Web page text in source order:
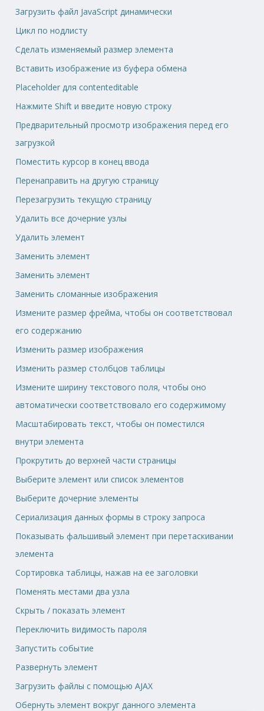
Загрузить файл JavaScript динамически
Цикл по нодлисту
Сделать изменяемый размер элемента
Вставить изображение из буфера обмена
Placeholder для contenteditable
Нажмите Shift и введите новую строку
Предварительный просмотр изображения перед его
загрузкой
Поместить курсор в конец ввода
Перенаправить на другую страницу
Перезагрузить текущую страницу
Удалить все дочерние узлы
Удалить элемент
Заменить элемент
Заменить элемент
Заменить сломанные изображения
Измените размер фрейма, чтобы он соответствовал
его содержанию
Изменить размер изображения
Изменить размер столбцов таблицы
Измените ширину текстового поля, чтобы оно
автоматически соответствовало его содержимому
Масштабировать текст, чтобы он поместился
внутри элемента
Прокрутить до верхней части страницы
Выберите элемент или список элементов
Выберите дочерние элементы
Сериализация данных формы в строку запроса
Показывать фальшивый элемент при перетаскивании
элемента
Сортировка таблицы, нажав на ее заголовки
Поменять местами два узла
Скрыть / показать элемент
Переключить видимость пароля
Запустить событие
Развернуть элемент
Загрузить файлы с помощью AJAX
Обернуть элемент вокруг данного элемента